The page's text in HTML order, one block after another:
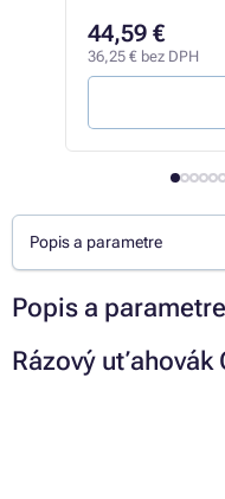
44,59 €
36,25 € bez DPH
Popis a parametre
Popis a parametre
Rázový uťahovák